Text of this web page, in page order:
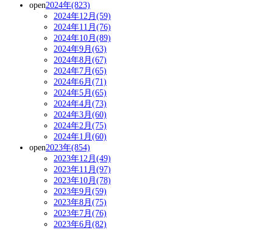
open2024年(823)
2024年12月(59)
2024年11月(76)
2024年10月(89)
2024年9月(63)
2024年8月(67)
2024年7月(65)
2024年6月(71)
2024年5月(65)
2024年4月(73)
2024年3月(60)
2024年2月(75)
2024年1月(60)
open2023年(854)
2023年12月(49)
2023年11月(97)
2023年10月(78)
2023年9月(59)
2023年8月(75)
2023年7月(76)
2023年6月(82)